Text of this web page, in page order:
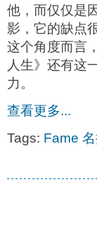
他，而仅仅是
影，它的缺点
这个角度而言
人生》还有这
力。
查看更多...
Tags: Fame